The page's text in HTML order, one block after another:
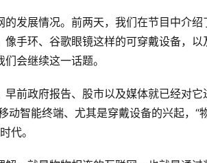
的发展情况。前两天，我们在节目中介
手环、谷歌眼镜这样的可穿戴设备，
会继续这一话题。
政府报告、股市以及媒体就已经对它
智能终端、尤其是穿戴设备的兴起，“
代。